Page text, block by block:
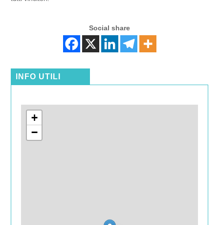
Social share
INFO UTILI
+
−